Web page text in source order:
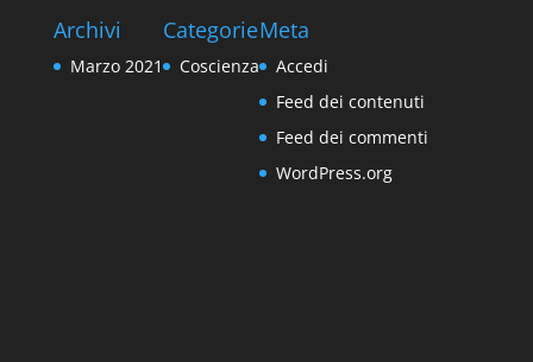
Archivi
Marzo 2021
Categorie
Coscienza
Meta
Accedi
Feed dei contenuti
Feed dei commenti
WordPress.org